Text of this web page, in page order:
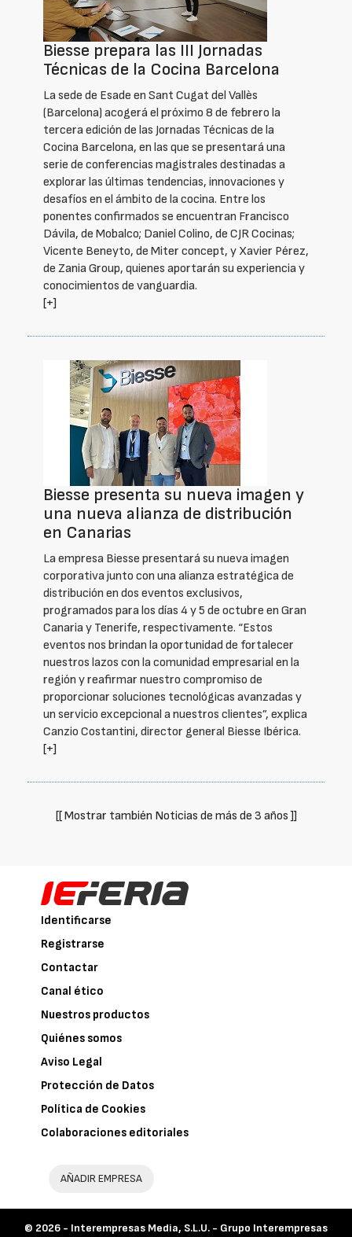
Biesse prepara las III Jornadas
Técnicas de la Cocina Barcelona
La sede de Esade en Sant Cugat del Vallès
(Barcelona) acogerá el próximo 8 de febrero la
tercera edición de las Jornadas Técnicas de la
Cocina Barcelona, en las que se presentará una
serie de conferencias magistrales destinadas a
explorar las últimas tendencias, innovaciones y
desafíos en el ámbito de la cocina. Entre los
ponentes confirmados se encuentran Francisco
Dávila, de Mobalco; Daniel Colino, de CJR Cocinas;
Vicente Beneyto, de Miter concept, y Xavier Pérez,
de Zania Group, quienes aportarán su experiencia y
conocimientos de vanguardia.
[+]
Biesse presenta su nueva imagen y
una nueva alianza de distribución
en Canarias
La empresa Biesse presentará su nueva imagen
corporativa junto con una alianza estratégica de
distribución en dos eventos exclusivos,
programados para los días 4 y 5 de octubre en Gran
Canaria y Tenerife, respectivamente. “Estos
eventos nos brindan la oportunidad de fortalecer
nuestros lazos con la comunidad empresarial en la
región y reafirmar nuestro compromiso de
proporcionar soluciones tecnológicas avanzadas y
un servicio excepcional a nuestros clientes”, explica
Canzio Costantini, director general Biesse Ibérica.
[+]
[[ Mostrar también Noticias de más de 3 años ]]
Identificarse
Registrarse
Contactar
Canal ético
Nuestros productos
Quiénes somos
Aviso Legal
Protección de Datos
Política de Cookies
Colaboraciones editoriales
AÑADIR EMPRESA
© 2026 - Interempresas Media, S.L.U. - Grupo Interempresas